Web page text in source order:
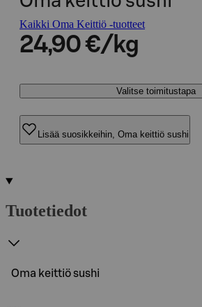
Kaikki Oma Keittiö -tuotteet
24,90 €/kg
Valitse toimitustapa
Lisää suosikkeihin, Oma keittiö sushi
Tuotetiedot
Oma keittiö sushi